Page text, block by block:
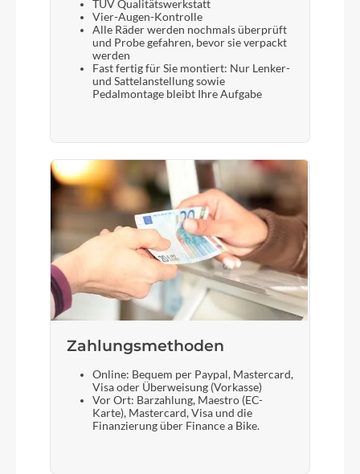
TÜV Qualitätswerkstatt
Vier-Augen-Kontrolle
Alle Räder werden nochmals überprüft
und Probe gefahren, bevor sie verpackt
werden
Fast fertig für Sie montiert: Nur Lenker-
und Sattelanstellung sowie
Pedalmontage bleibt Ihre Aufgabe
Zahlungsmethoden
Online: Bequem per Paypal, Mastercard,
Visa oder Überweisung (Vorkasse)
Vor Ort: Barzahlung, Maestro (EC-
Karte), Mastercard, Visa und die
Finanzierung über Finance a Bike.